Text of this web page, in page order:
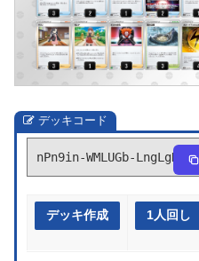
デッキコード
nPn9in-WMLUGb-LngLgN
デッキ作成 1人回し